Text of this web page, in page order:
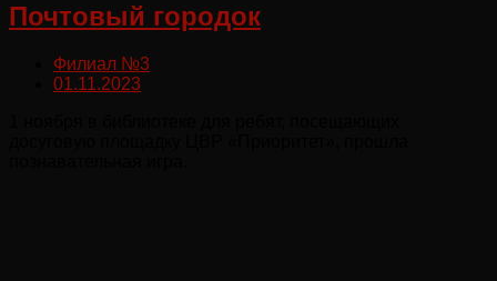
Почтовый городок
Филиал №3
01.11.2023